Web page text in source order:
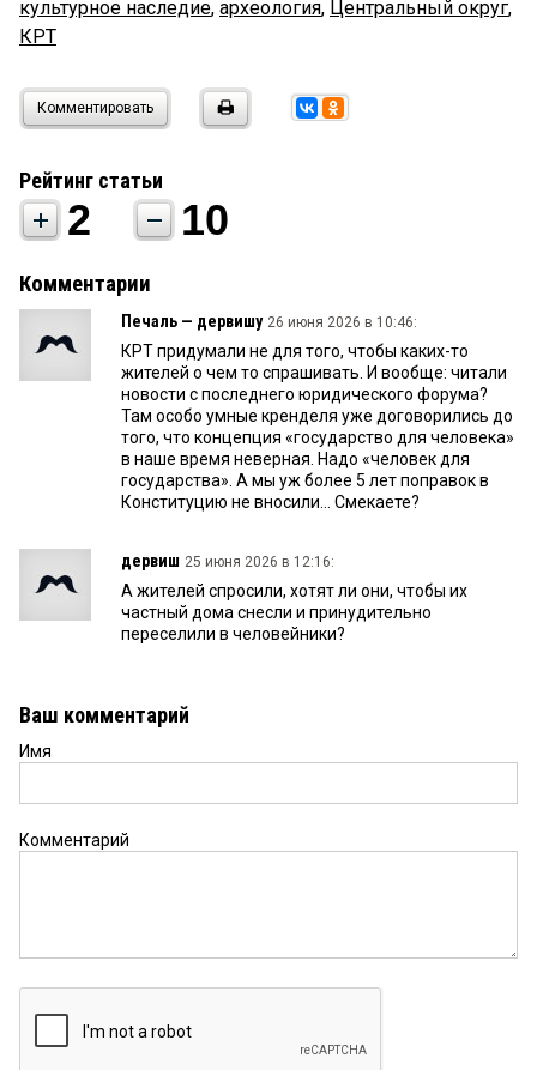
культурное наследие, археология, Центральный округ,
КРТ
Комментировать
Рейтинг статьи
2 10
Комментарии
Печаль — дервишу 26 июня 2026 в 10:46:
КРТ придумали не для того, чтобы каких-то
жителей о чем то спрашивать. И вообще: читали
новости с последнего юридического форума?
Там особо умные кренделя уже договорились до
того, что концепция «государство для человека»
в наше время неверная. Надо «человек для
государства». А мы уж более 5 лет поправок в
Конституцию не вносили... Смекаете?
дервиш 25 июня 2026 в 12:16:
А жителей спросили, хотят ли они, чтобы их
частный дома снесли и принудительно
переселили в человейники?
Ваш комментарий
Имя
Комментарий